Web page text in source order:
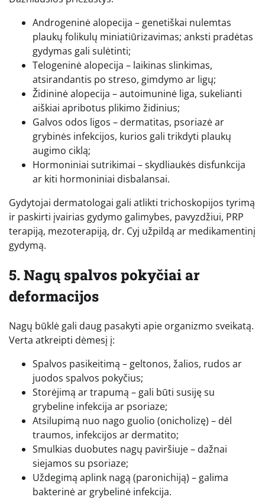
Androgeninėalopecija – genetiškai nulemtas
plaukų folikulų miniatiūrizavimas; anksti pradėtas
gydymas gali sulėtinti;
Telogeninė alopecija – laikinas slinkimas,
atsirandantis po streso, gimdymo ar ligų;
Židininė alopecija – autoimuninė liga, sukelianti
aiškiai apribotus plikimo židinius;
Galvos odos ligos – dermatitas, psoriazė ar
grybinės infekcijos, kurios gali trikdyti plaukų
augimo ciklą;
Hormoniniai sutrikimai – skydliaukės disfunkcija
ar kiti hormoniniai disbalansai.
Gydytojai dermatologai gali atlikti trichoskopijos tyrimą
ir paskirti įvairias gydymo galimybes, pavyzdžiui, PRP
terapiją, mezoterapiją, dr. Cyj užpildą ar medikamentinį
gydymą.
5. Nagų spalvos pokyčiai ar
deformacijos
Nagų būklė gali daug pasakyti apie organizmo sveikatą.
Verta atkreipti dėmesį į:
Spalvos pasikeitimą – geltonos, žalios, rudos ar
juodos spalvos pokyčius;
Storėjimą ar trapumą – gali būti susiję su
grybeline infekcija ar psoriaze;
Atsilupimą nuo nago guolio (onicholizę) – dėl
traumos, infekcijos ar dermatito;
Smulkias duobutes nagų paviršiuje – dažnai
siejamos su psoriaze;
Uždegimą aplink nagą (paronichiją) – galima
bakterinė ar grybelinė infekcija.